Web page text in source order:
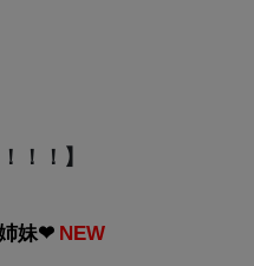
！！】
妹❤ NEW